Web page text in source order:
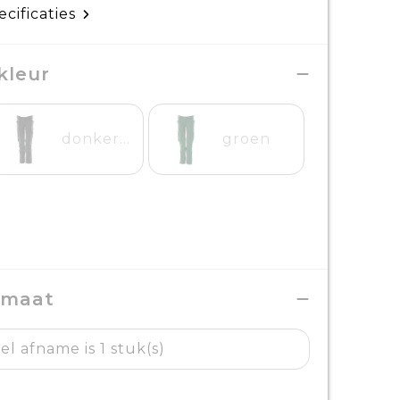
donkermarine groen
afname is 1 stuk(s)